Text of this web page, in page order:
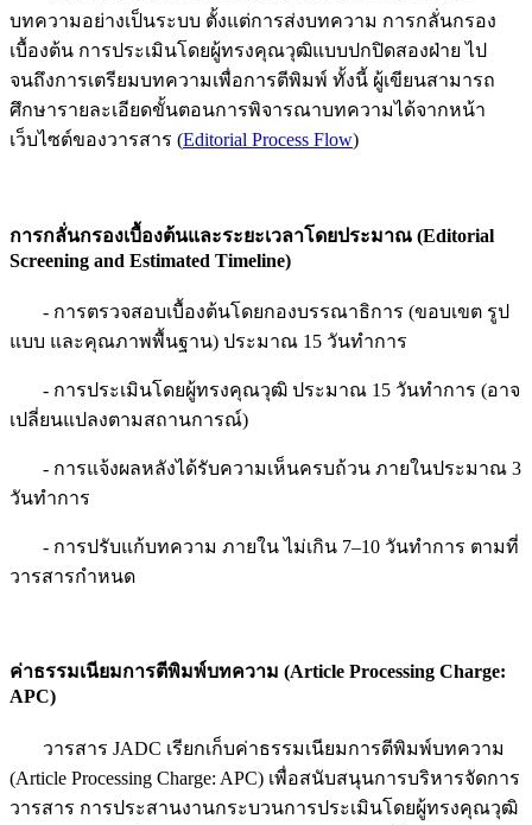
บทความอย่างเป็นระบบ ตั้งแต่การส่งบทความ การกลั่นกรอง
เบื้องต้น การประเมินโดยผู้ทรงคุณวุฒิแบบปกปิดสองฝ่าย ไป
จนถึงการเตรียมบทความเพื่อการตีพิมพ์ ทั้งนี้ ผู้เขียนสามารถ
ศึกษารายละเอียดขั้นตอนการพิจารณาบทความได้จากหน้า
เว็บไซต์ของวารสาร (Editorial Process Flow)
การกลั่นกรองเบื้องต้นและระยะเวลาโดยประมาณ (Editorial
Screening and Estimated Timeline)
- การตรวจสอบเบื้องต้นโดยกองบรรณาธิการ (ขอบเขต รูป
แบบ และคุณภาพพื้นฐาน) ประมาณ 15 วันทำการ
- การประเมินโดยผู้ทรงคุณวุฒิ ประมาณ 15 วันทำการ (อาจ
เปลี่ยนแปลงตามสถานการณ์)
- การแจ้งผลหลังได้รับความเห็นครบถ้วน ภายในประมาณ 3
วันทำการ
- การปรับแก้บทความ ภายใน ไม่เกิน 7–10 วันทำการ ตามที่
วารสารกำหนด
ค่าธรรมเนียมการตีพิมพ์บทความ (Article Processing Charge:
APC)
วารสาร JADC เรียกเก็บค่าธรรมเนียมการตีพิมพ์บทความ
(Article Processing Charge: APC) เพื่อสนับสนุนการบริหารจัดการ
วารสาร การประสานงานกระบวนการประเมินโดยผู้ทรงคุณวุฒิ